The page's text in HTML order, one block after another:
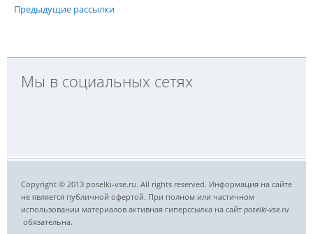
Предыдущие рассылки
Мы в социальных сетях
Copyright © 2013 poselki-vse.ru. All rights reserved. Информация на сайте
не является публичной офертой. При полном или частичном
использовании материалов активная гиперссылка на сайт poselki-vse.ru​
обязательна.